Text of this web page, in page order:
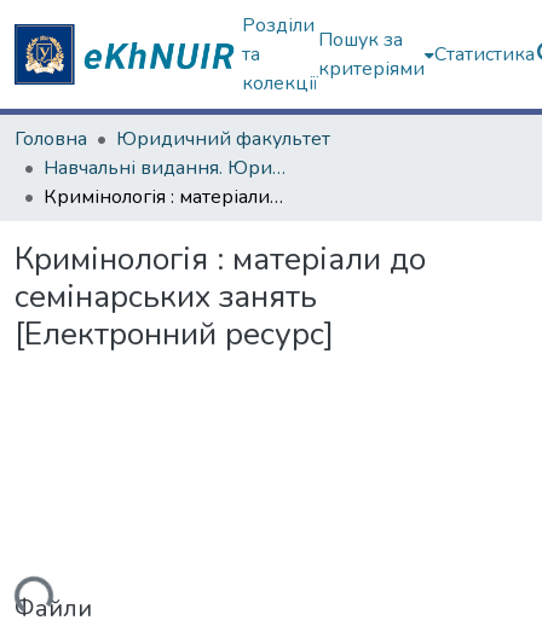
Розділи
та
колекції
Пошук за
критеріями
Статистика
Головна
Юридичний факультет
Навчальні видання. Юридичний факультет
Кримінологія : матеріали до семінарських занять [Електронний ресурс]
Кримінологія : матеріали до
семінарських занять
[Електронний ресурс]
Файли